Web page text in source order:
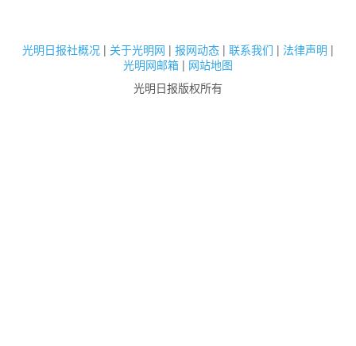
光明日报社概况 | 关于光明网 | 报网动态 | 联系我们 | 法律声明 |
光明网邮箱 | 网站地图
光明日报版权所有